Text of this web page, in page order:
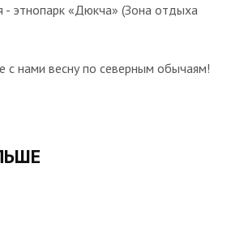
- этнопарк «Дюкча» (Зона отдыха
с нами весну по северным обычаям!